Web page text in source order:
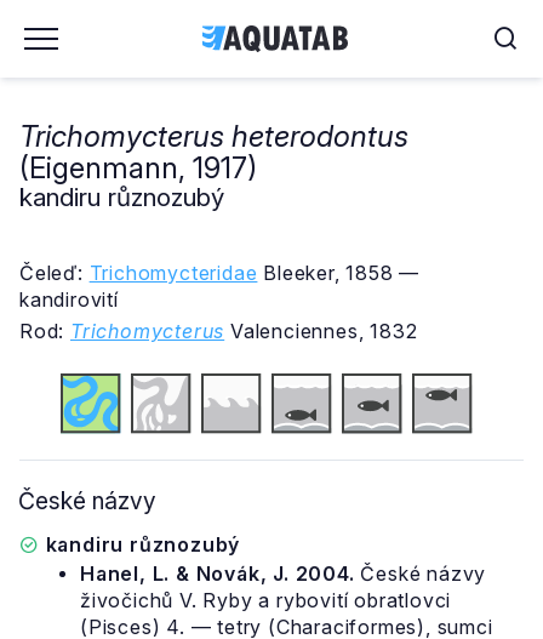
Trichomycterus heterodontus
(Eigenmann, 1917)
kandiru různozubý
Čeleď: Trichomycteridae Bleeker, 1858 —
kandirovití
Rod: Trichomycterus Valenciennes, 1832
České názvy
kandiru různozubý
Hanel, L. & Novák, J. 2004. České názvy
živočichů V. Ryby a rybovití obratlovci
(Pisces) 4. — tetry (Characiformes), sumci